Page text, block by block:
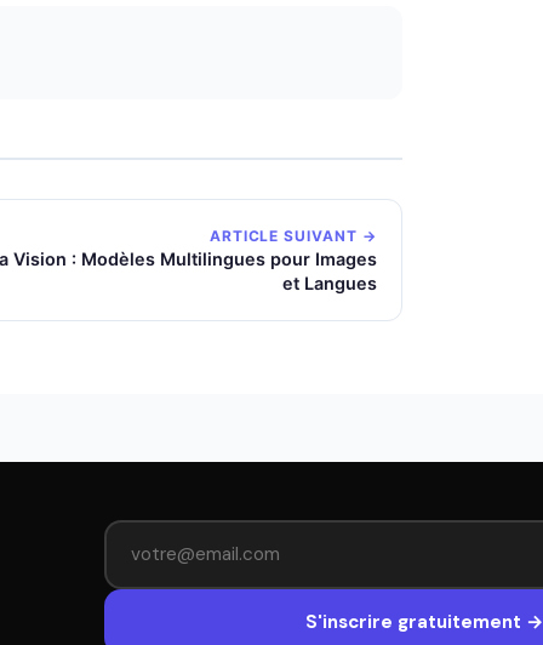
ARTICLE SUIVANT →
Vision : Modèles Multilingues pour Images
et Langues
S'inscrire gratuitement →